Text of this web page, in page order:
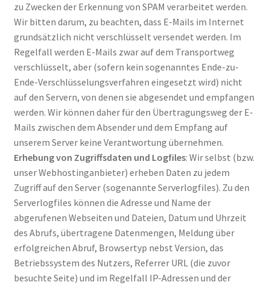
zu Zwecken der Erkennung von SPAM verarbeitet werden.
Wir bitten darum, zu beachten, dass E-Mails im Internet
grundsätzlich nicht verschlüsselt versendet werden. Im
Regelfall werden E-Mails zwar auf dem Transportweg
verschlüsselt, aber (sofern kein sogenanntes Ende-zu-
Ende-Verschlüsselungsverfahren eingesetzt wird) nicht
auf den Servern, von denen sie abgesendet und empfangen
werden. Wir können daher für den Übertragungsweg der E-
Mails zwischen dem Absender und dem Empfang auf
unserem Server keine Verantwortung übernehmen.
Erhebung von Zugriffsdaten und Logfiles: Wir selbst (bzw.
unser Webhostinganbieter) erheben Daten zu jedem
Zugriff auf den Server (sogenannte Serverlogfiles). Zu den
Serverlogfiles können die Adresse und Name der
abgerufenen Webseiten und Dateien, Datum und Uhrzeit
des Abrufs, übertragene Datenmengen, Meldung über
erfolgreichen Abruf, Browsertyp nebst Version, das
Betriebssystem des Nutzers, Referrer URL (die zuvor
besuchte Seite) und im Regelfall IP-Adressen und der